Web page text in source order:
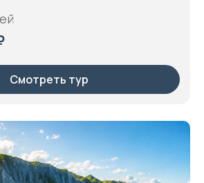
Смотреть тур